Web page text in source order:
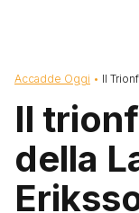
Briciole di
Accadde Oggi Il
Il
della